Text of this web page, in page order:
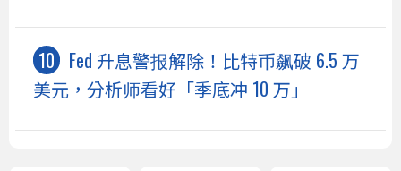
Fed 升息警报解除！比特币飙破 6.5 万
美元，分析师看好「季底冲 10 万」